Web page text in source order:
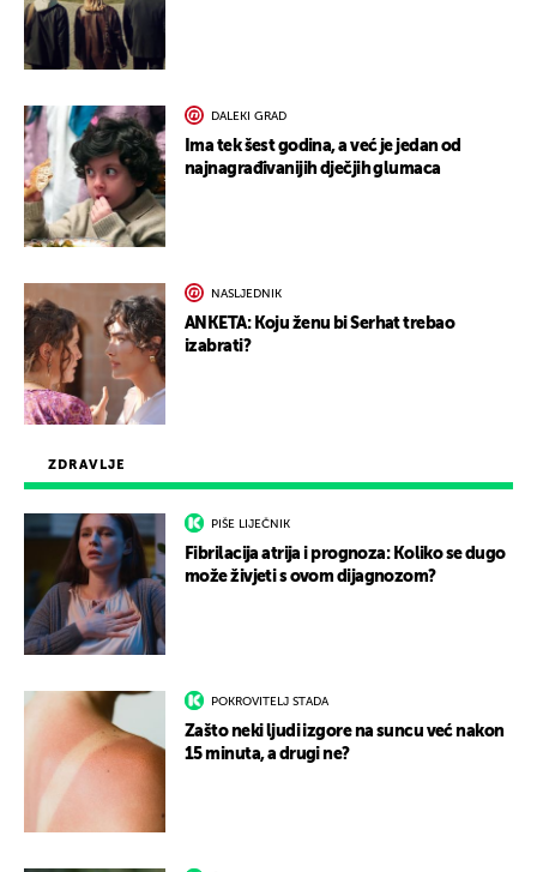
ZDRAVLJE
PIŠE LIJEČNIK
Fibrilacija atrija i prognoza: Koliko se dugo
može živjeti s ovom dijagnozom?
POKROVITELJ STADA
Zašto neki ljudi izgore na suncu već nakon
15 minuta, a drugi ne?
DALEKI GRAD
Ima tek šest godina, a već je jedan od
najnagrađivanijih dječjih glumaca
NASLJEDNIK
ANKETA: Koju ženu bi Serhat trebao
izabrati?